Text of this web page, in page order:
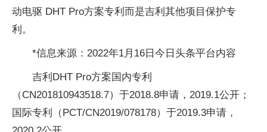
动电驱 DHT Pro方案专利而是吉利其他项目保护专
利。
*信息来源：2022年1月16日今日头条平台内容
吉利DHT Pro方案国内专利
（CN201810943518.7）于2018.8申请，2019.1公开；
国际专利（PCT/CN2019/078178）于2019.3申请，